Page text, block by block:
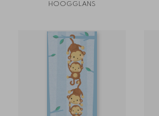
HOOGGLANS